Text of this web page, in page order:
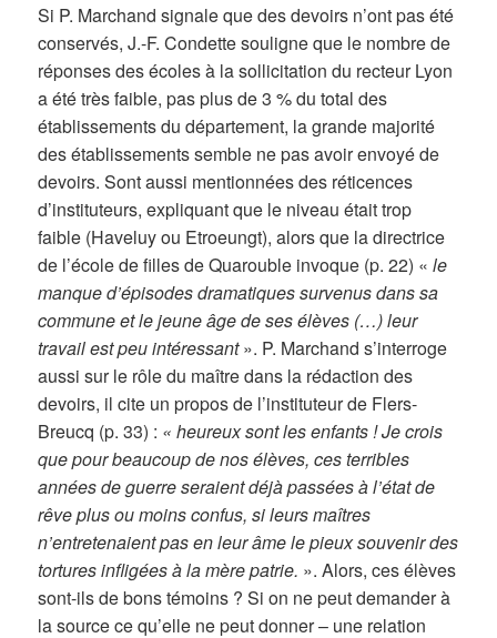
Si P. Marchand signale que des devoirs n’ont pas été
conservés, J.-F. Condette souligne que le nombre de
réponses des écoles à la sollicitation du recteur Lyon
a été très faible, pas plus de 3 % du total des
établissements du département, la grande majorité
des établissements semble ne pas avoir envoyé de
devoirs. Sont aussi mentionnées des réticences
d’instituteurs, expliquant que le niveau était trop
faible (Haveluy ou Etroeungt), alors que la directrice
de l’école de filles de Quarouble invoque (p. 22) «le
manque d’épisodes dramatiques survenus dans sa
commune et le jeune âge de ses élèves (…) leur
travail est peu intéressant». P. Marchand s’interroge
aussi sur le rôle du maître dans la rédaction des
devoirs, il cite un propos de l’instituteur de Flers-
Breucq (p. 33) : « heureux sont les enfants ! Je crois
que pour beaucoup de nos élèves, ces terribles
années de guerre seraient déjà passées à l’état de
rêve plus ou moins confus, si leurs maîtres
n’entretenaient pas en leur âme le pieux souvenir des
tortures infligées à la mère patrie. ». Alors, ces élèves
sont-ils de bons témoins ? Si on ne peut demander à
la source ce qu’elle ne peut donner – une relation